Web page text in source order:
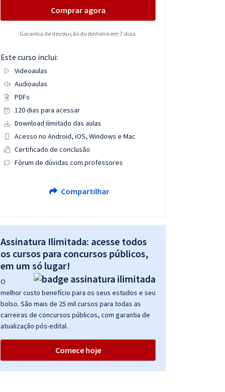
Comprar agora
Garantia de devolução do dinheiro em 7 dias.
Este curso inclui:
Videoaulas
Audioaulas
PDFs
120 dias para acessar
Download ilimitado das aulas
Acesso no Android, iOS, Windows e Mac
Certificado de conclusão
Fórum de dúvidas com professores
Compartilhar
Assinatura Ilimitada: acesse todos
os cursos para concursos públicos,
em um só lugar!
O
melhor custo benefício para os seus estudos e seu
bolso. São mais de 25 mil cursos para todas as
carreiras de concursos públicos, com garantia de
atualização pós-edital.
Comece hoje